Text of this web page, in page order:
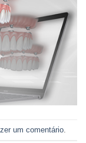
um comentário